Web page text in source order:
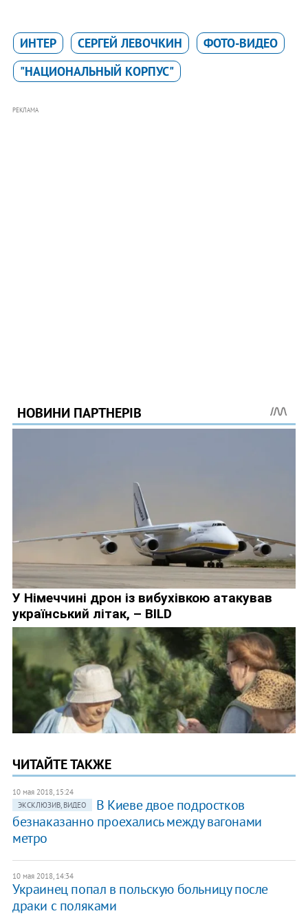
ИНТЕР СЕРГЕЙ ЛЕВОЧКИН
ФОТО-ВИДЕО
"НАЦИОНАЛЬНЫЙ КОРПУС"
РЕКЛАМА
ЧИТАЙТЕ ТАКЖЕ
10 мая 2018, 15:24
ЭКСКЛЮЗИВ, ВИДЕО
В Киеве двое подростков
безнаказанно проехались между вагонами
метро
10 мая 2018, 14:34
Украинец попал в польскую больницу после
драки с поляками